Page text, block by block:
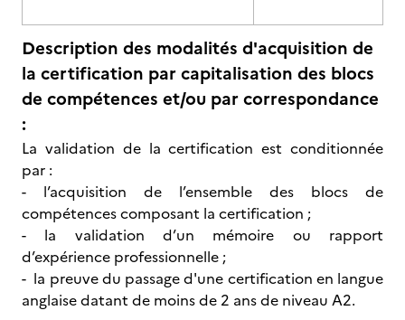
Description des modalités d'acquisition de
la certification par capitalisation des blocs
de compétences et/ou par correspondance
:
La validation de la certification est conditionnée
par :
- l’acquisition de l’ensemble des blocs de
compétences composant la certification ;
- la validation d’un mémoire ou rapport
d’expérience professionnelle ;
- la preuve du passage d'une certification en langue
anglaise datant de moins de 2 ans de niveau A2.